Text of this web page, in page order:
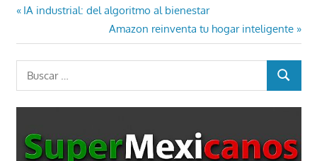
Navegación
de
entradas
Entrada
IA industrial: del algoritmo al bienestar
Entrada
siguiente:
Amazon reinventa tu hogar inteligente
BUSCAR